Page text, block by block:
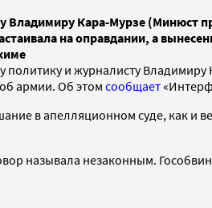
Кара-Мурзе (Минюст
на оправдании, а
и журналисту
армии. Об этом сообщает
в апелляционном суде, как
называла незаконным.